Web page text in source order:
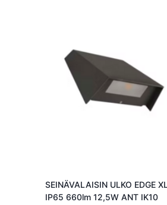
SEINÄVALAISIN ULKO EDGE XL
IP65 660lm 12,5W ANT IK10